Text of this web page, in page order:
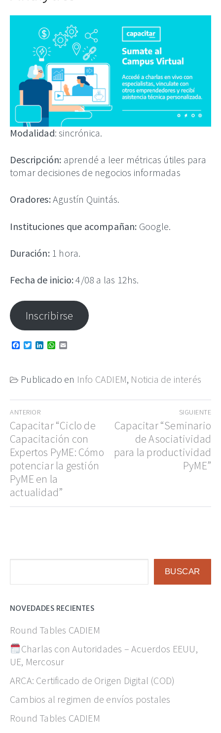
Modalidad: sincrónica.
Descripción: aprendé a leer métricas útiles para
tomar decisiones de negocios informadas
Oradores: Agustín Quintás.
Instituciones que acompañan: Google.
Duración: 1 hora.
Fecha de inicio: 4/08 a las 12hs.
Inscribirse
Facebook
TwitterLinkedInWhatsApp
Publicado en Info CADIEM, Noticia de interés
Navegación
de
entradas
ANTERIOR
Entrada
anterior:
Capacitar “Ciclo de
Capacitación con
Expertos PyME: Cómo
potenciar la gestión
PyME en la
actualidad”
SIGUIENTE
Entrada
siguiente:
Capacitar “Seminario
de Asociatividad
para la productividad
PyME”
BUSCAR
NOVEDADES RECIENTES
Round Tables CADIEM
Charlas con Autoridades – Acuerdos EEUU,
UE, Mercosur
ARCA: Certificado de Origen Digital (COD)
Cambios al regimen de envíos postales
Round Tables CADIEM